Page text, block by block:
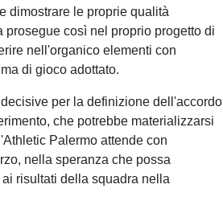
dimostrare le proprie qualità
così nel proprio progetto di
nell'organico elementi con
di gioco adottato.
per la definizione dell'accordo
che potrebbe materializzarsi
Palermo attende con
nella speranza che possa
risultati della squadra nella